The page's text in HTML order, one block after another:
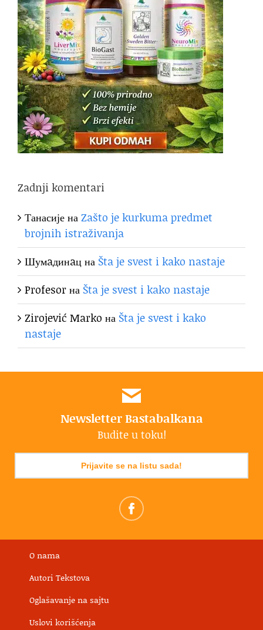
Zadnji komentari
ТанасијенаZašto je kurkuma predmet
brojnih istraživanja
Шумaдинaцна Šta je svest i kako nastaje
Profesorна Šta je svest i kako nastaje
Zirojević Marko на Šta je svest i kako
nastaje
Newsletter Bastabalkana
Budite u toku!
Prijavite se na listu sada!
O nama
Autori Tekstova
Oglašavanje na sajtu
Uslovi korišćenja